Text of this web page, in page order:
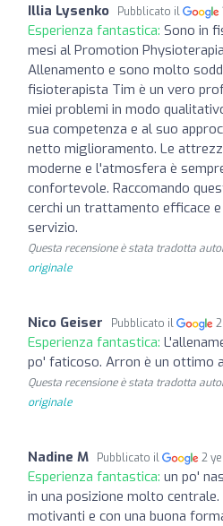
Illia Lysenko Pubblicato il
Esperienza fantastica: Sono in
mesi al Promotion
Allenamento e sono molto
fisioterapista Tim è un vero
miei problemi in modo
sua competenza e al suo
netto miglioramento. Le
moderne e l'atmosfera è
confortevole. Raccomando
cerchi un trattamento efficace
servizio.
Questa recensione è stata tradotta
originale
Nico Geiser Pubblicato il
Esperienza fantastica:
po' faticoso. Arron è un ottimo
Questa recensione è stata tradotta
originale
Nadine M Pubblicato il 2
Esperienza fantastica: un po'
in una posizione molto
motivanti e con una buona